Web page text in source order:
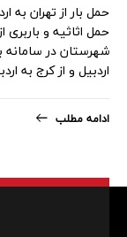
حمل بار از تهران به
حمل اثاثیه و باربری
شهرستان در سامانه
اردبیل و از کرج به
ادامه مطلب